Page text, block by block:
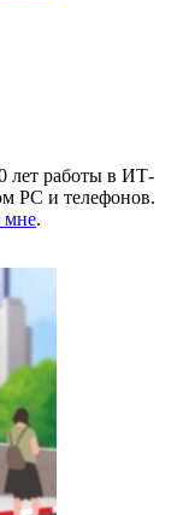
лет работы в ИТ-
PC и телефонов.
мне.